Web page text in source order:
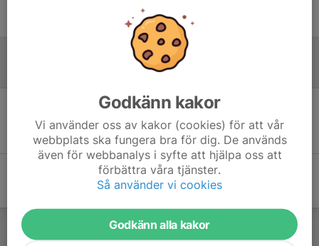
Logga in här
Inget referat skrivet
Godkänn kakor
Vi använder oss av kakor (cookies) för att vår
webbplats ska fungera bra för dig. De används
även för webbanalys i syfte att hjälpa oss att
förbättra våra tjänster.
Så använder vi cookies
Godkänn alla kakor